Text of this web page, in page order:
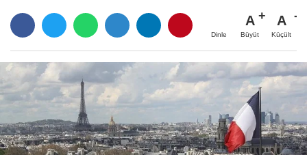
Dinle
A
Büyüt
A
Küçült